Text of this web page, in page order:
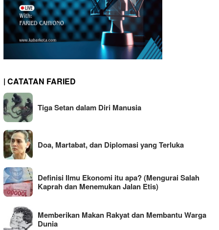
| CATATAN FARIED
Tiga Setan dalam Diri Manusia
Doa, Martabat, dan Diplomasi yang Terluka
Definisi Ilmu Ekonomi itu apa? (Mengurai Salah
Kaprah dan Menemukan Jalan Etis)
Memberikan Makan Rakyat dan Membantu Warga
Dunia